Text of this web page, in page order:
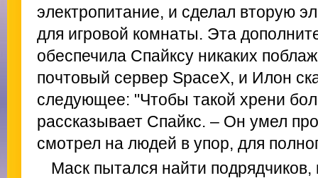
электропитание, и сделал вторую
для игровой комнаты. Эта
обеспечила Спайксу никаких
почтовый сервер SpaceX, и Илон
следующее: "Чтобы такой хрени
рассказывает Спайкс. – Он умел
смотрел на людей в упор, для
Маск пытался найти